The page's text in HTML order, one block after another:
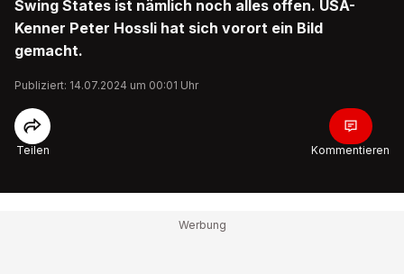
Swing States ist nämlich noch alles offen. USA-
Kenner Peter Hossli hat sich vorort ein Bild
gemacht.
Publiziert: 14.07.2024 um 00:01 Uhr
Teilen Kommentieren